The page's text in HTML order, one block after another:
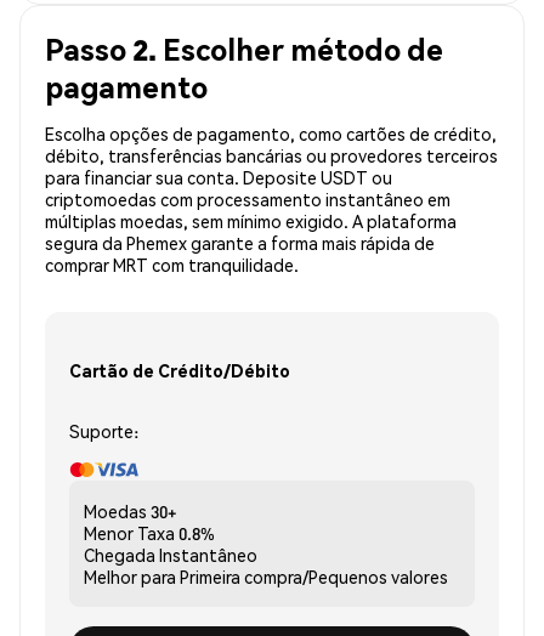
Passo 2. Escolher método de
pagamento
Escolha opções de pagamento, como cartões de crédito,
débito, transferências bancárias ou provedores terceiros
para financiar sua conta. Deposite USDT ou
criptomoedas com processamento instantâneo em
múltiplas moedas, sem mínimo exigido. A plataforma
segura da Phemex garante a forma mais rápida de
comprar MRT com tranquilidade.
Cartão de Crédito/Débito
Suporte:
Moedas 30+
Menor Taxa 0.8%
Chegada Instantâneo
Melhor para Primeira compra/Pequenos valores